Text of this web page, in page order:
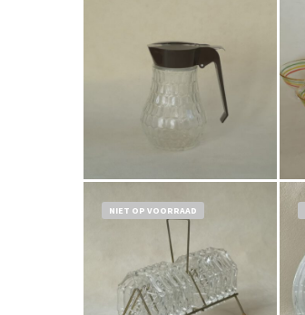
€5,50
NIET OP VOORRAAD